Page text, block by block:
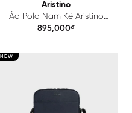
Aristino
Áo Polo Nam Kẻ Aristino
Regular APS222SAH2
895,000₫
NEW